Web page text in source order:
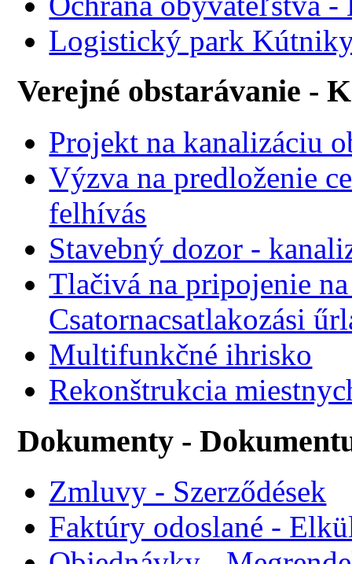
Logistický park
Verejné obstarávanie -
Projekt na kanalizáciu
Výzva na predloženie
felhívás
Stavebný dozor -
Tlačivá na pripojenie
Csatornacsatlakozási
Multifunkčné ihrisko
Rekonštrukcia
Dokumenty -
Zmluvy - Szerződések
Faktúry odoslané -